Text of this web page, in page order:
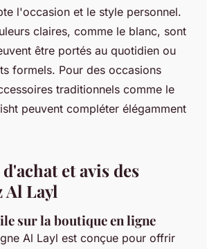
l'occasion et le style personnel.
claires, comme le blanc, sont
être portés au quotidien ou
formels. Pour des occasions
traditionnels comme le
peuvent compléter élégamment
et avis des
Al Layl
sur la boutique en ligne
Al Layl est conçue pour offrir